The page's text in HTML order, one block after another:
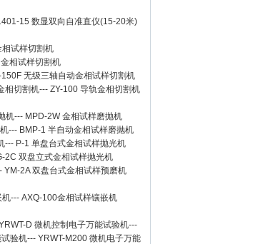
15 数显双向自准直仪(15-20米)
相试样切割机
相试样切割机
150F 无级三轴自动金相试样切割机
相切割机--- ZY-100 导轨金相切割机
机--- MPD-2W 金相试样磨抛机
--- BMP-1 半自动金相试样磨抛机
--- P-1 单盘台式金相试样抛光机
2C 双盘立式金相试样抛光机
YM-2A 双盘台式金相试样预磨机
机--- AXQ-100金相试样镶嵌机
D 微机控制电子万能试验机---
验机--- YRWT-M200 微机电子万能